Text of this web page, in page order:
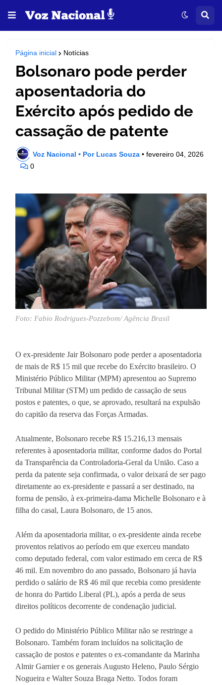
Página inicial Notícias
Bolsonaro pode perder
aposentadoria do
Exército após pedido de
cassação de patente
Voz Nacional • Por Lucas Souza • fevereiro 04, 2026
0
Foto: Fabio Rodrigues-Pozzebom/ Agência Brasil
O ex-presidente Jair Bolsonaro pode perder a aposentadoria
de mais de R$ 15 mil que recebe do Exército brasileiro. O
Ministério Público Militar (MPM) apresentou ao Supremo
Tribunal Militar (STM) um pedido de cassação de seus
postos e patentes, o que, se aprovado, resultará na expulsão
do capitão da reserva das Forças Armadas.
Atualmente, Bolsonaro recebe R$ 15.216,13 mensais
referentes à aposentadoria militar, conforme dados do Portal
da Transparência da Controladoria-Geral da União. Caso a
perda da patente seja confirmada, o valor deixará de ser pago
diretamente ao ex-presidente e passará a ser destinado, na
forma de pensão, à ex-primeira-dama Michelle Bolsonaro e à
filha do casal, Laura Bolsonaro, de 15 anos.
Além da aposentadoria militar, o ex-presidente ainda recebe
proventos relativos ao período em que exerceu mandato
como deputado federal, com valor estimado em cerca de R$
46 mil. Em novembro do ano passado, Bolsonaro já havia
perdido o salário de R$ 46 mil que recebia como presidente
de honra do Partido Liberal (PL), após a perda de seus
direitos políticos decorrente de condenação judicial.
O pedido do Ministério Público Militar não se restringe a
Bolsonaro. Também foram incluídos na solicitação de
cassação de postos e patentes o ex-comandante da Marinha
Almir Garnier e os generais Augusto Heleno, Paulo Sérgio
Nogueira e Walter Souza Braga Netto. Todos foram